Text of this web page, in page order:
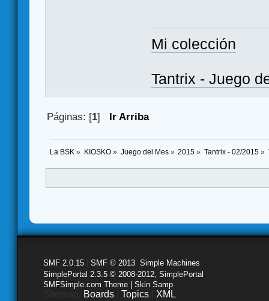
Mi colección
Tantrix - Juego
Páginas: [1] Ir Arriba
La BSK » KIOSKO» Juego del Mes» 2015 » Tantrix - 02/2015 »
SMF 2.0.15 SMF © 2013 Simple Machines
SimplePortal 2.3.5 © 2008-2012, SimplePortal
SMFSimple.com Theme | Skin Samp
Boards Topics XML